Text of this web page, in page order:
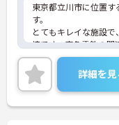
東京都立川市に位置
す。
とてもキレイな施設
境です。東急電鉄の関
経営及び雇用面が安
います。年間休日115
なめで働きやすい環
のもポイントです。
ご興味ある方には、面
詳細を見